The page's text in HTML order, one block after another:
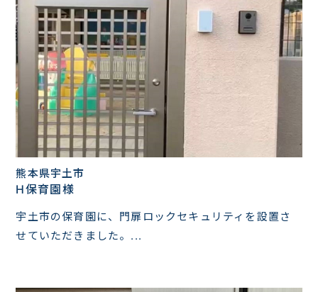
熊本県宇土市
H保育園様
宇土市の保育園に、門扉ロックセキュリティを設置さ
せていただきました。...